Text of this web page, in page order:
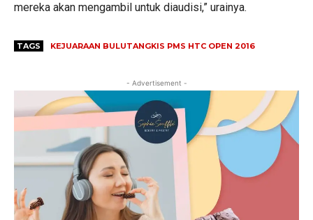
mereka akan mengambil untuk diaudisi,” urainya.
TAGS KEJUARAAN BULUTANGKIS PMS HTC OPEN 2016
- Advertisement -